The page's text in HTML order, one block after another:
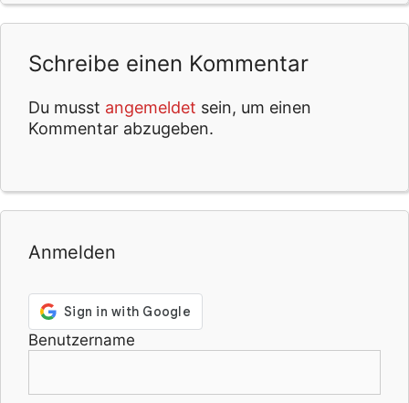
Schreibe einen Kommentar
Du musst angemeldet sein, um einen
Kommentar abzugeben.
Anmelden
Benutzername